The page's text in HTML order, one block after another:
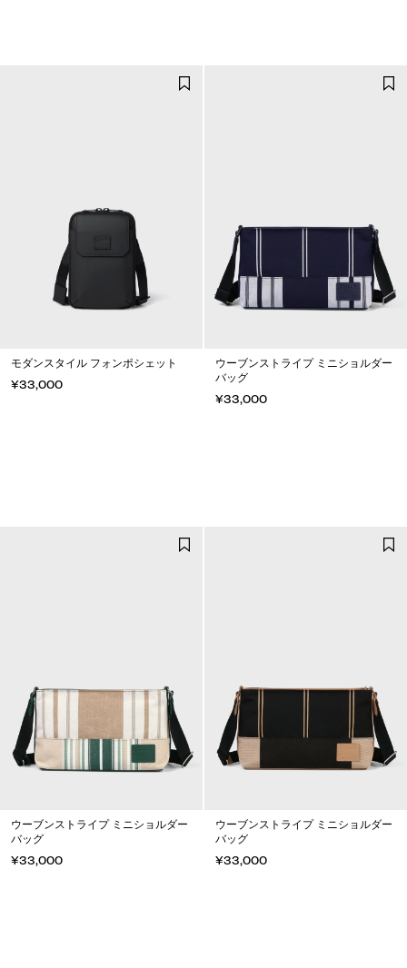
モダンスタイル フォンポシェット
¥33,000
ウーブンストライプ ミニショルダー
バッグ
¥33,000
ウーブンストライプ ミニショルダー
バッグ
¥33,000
ウーブンストライプ ミニショルダー
バッグ
¥33,000